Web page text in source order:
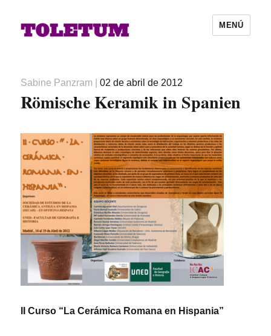
MENÚ
Autor
Sabine Panzram
Publicado
el
02 de abril de 2012
Römische Keramik in Spanien
II Curso “La Cerámica Romana en Hispania”